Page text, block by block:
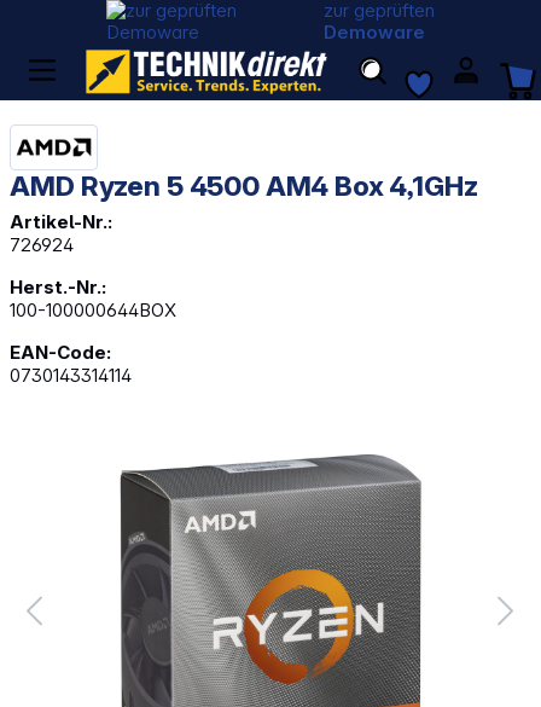
zur geprüften
Demoware
AMD Ryzen 5 4500 AM4 Box 4,1GHz
Artikel-Nr.:
726924
Herst.-Nr.:
100-100000644BOX
EAN-Code:
0730143314114
Bildergalerie überspringen